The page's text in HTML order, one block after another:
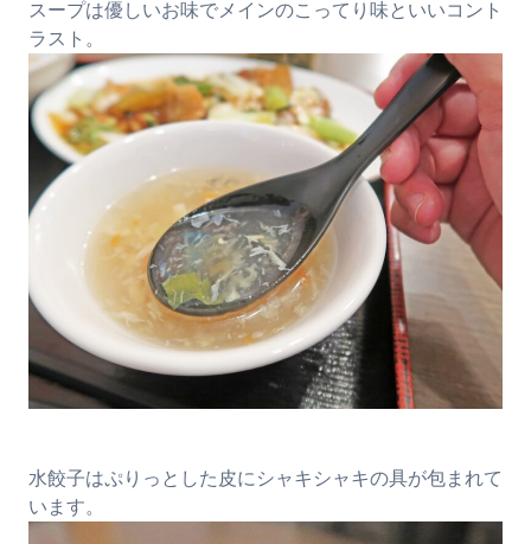
スープは優しいお味でメインのこってり味といいコント
ラスト。
水餃子はぷりっとした皮にシャキシャキの具が包まれて
います。